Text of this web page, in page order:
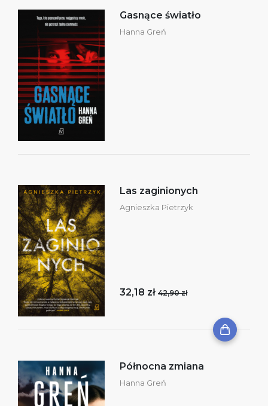
Gasnące światło
Hanna Greń
Las zaginionych
Agnieszka Pietrzyk
32,18 zł 42,90 zł
Północna zmiana
Hanna Greń